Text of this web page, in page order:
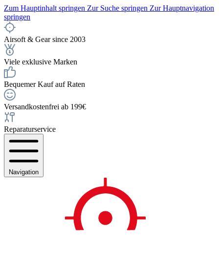
Zum Hauptinhalt springen Zur Suche springen Zur Hauptnavigation
springen
Airsoft & Gear since 2003
Viele exklusive Marken
Bequemer Kauf auf Raten
Versandkostenfrei ab 199€
Reparaturservice
Navigation